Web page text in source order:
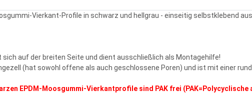
Vierkant-Profile in schwarz und hellgrau - einseitig selbstklebend
sich auf der breiten Seite und dient ausschließlich als Montagehilfe!
(hat sowohl offene als auch geschlossene Poren) und ist mit einer
EPDM-Moosgummi-Vierkantprofile sind PAK frei